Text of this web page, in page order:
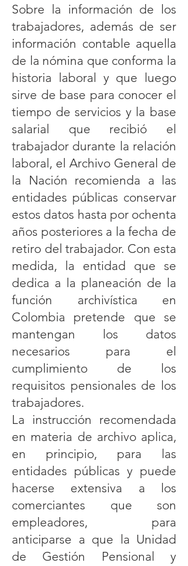
Sobre la información de los
trabajadores, además de ser
información contable aquella
de la nómina que conforma la
historia laboral y que luego
sirve de base para conocer el
tiempo de servicios y la base
salarial que recibió el
trabajador durante la relación
laboral, el Archivo General de
la Nación recomienda a las
entidades públicas conservar
estos datos hasta por ochenta
años posteriores a la fecha de
retiro del trabajador. Con esta
medida, la entidad que se
dedica a la planeación de la
función archivística en
Colombia pretende que se
mantengan los datos
necesarios para el
cumplimiento de los
requisitos pensionales de los
trabajadores.
La instrucción recomendada
en materia de archivo aplica,
en principio, para las
entidades públicas y puede
hacerse extensiva a los
comerciantes que son
empleadores, para
anticiparse a que la Unidad
de Gestión Pensional y